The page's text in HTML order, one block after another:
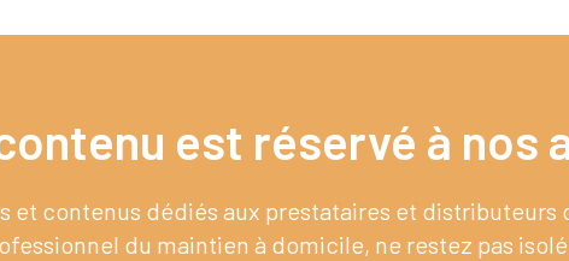
est réservé à nos
et contenus dédiés aux prestataires et
du maintien à domicile, ne restez pas